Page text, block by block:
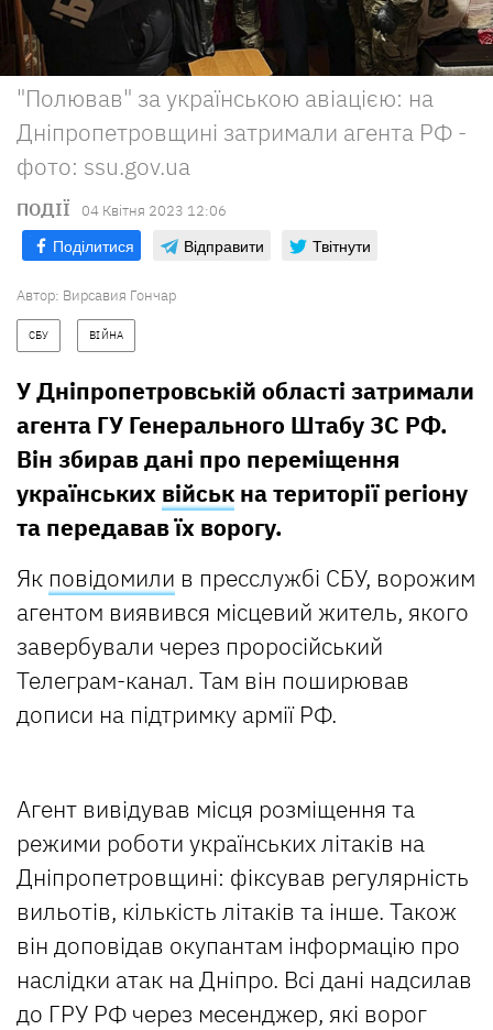
"Полював" за українською авіацією: на
Дніпропетровщині затримали агента РФ -
фото: ssu.gov.ua
ПОДІЇ 04 Квiтня 2023 12:06
Поділитися Відправити Твітнути
Автор: Вирсавия Гончар
СБУ ВІЙНА
У Дніпропетровській області затримали
агента ГУ Генерального Штабу ЗС РФ.
Він збирав дані про переміщення
українських військ на території регіону
та передавав їх ворогу.
Як повідомили в пресслужбі СБУ, ворожим
агентом виявився місцевий житель, якого
завербували через проросійський
Телеграм-канал. Там він поширював
дописи на підтримку армії РФ.
Агент вивідував місця розміщення та
режими роботи українських літаків на
Дніпропетровщині: фіксував регулярність
вильотів, кількість літаків та інше. Також
він доповідав окупантам інформацію про
наслідки атак на Дніпро. Всі дані надсилав
до ГРУ РФ через месенджер, які ворог